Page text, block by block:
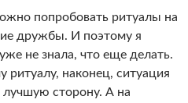
попробовать ритуалы на
дружбы. И поэтому я
не знала, что еще делать.
ритуалу, наконец, ситуация
лучшую сторону. А на